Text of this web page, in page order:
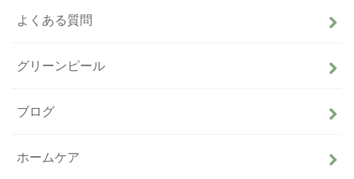
よくある質問
グリーンピール
ブログ
ホームケア